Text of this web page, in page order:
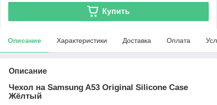
Купить
Описание Характеристики Доставка Оплата
Описание
Чехол на Samsung A53 Original Silicone Case
Жёлтый